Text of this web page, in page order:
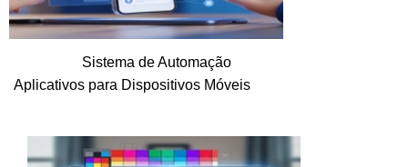
Sistema de Automação
Aplicativos para Dispositivos Móveis